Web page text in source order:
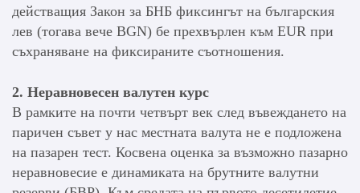
действащия Закон за БНБ фиксингът на българския
лев (тогава вече BGN) бе прехвърлен към EUR при
съхраняване на фиксираните съотношения.
2. Неравновесен валутен курс
В рамките на почти четвърт век след въвеждането на
паричен съвет у нас местната валута не е подложена
на пазарен тест. Косвена оценка за възможно пазарно
неравновесие е динамиката на брутните валутни